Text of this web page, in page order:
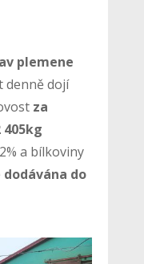
plemene
denně dojí
za
a bílkoviny
dodávána do